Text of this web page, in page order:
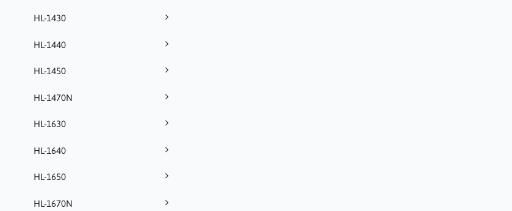
HL-1430
HL-1440
HL-1450
HL-1470N
HL-1630
HL-1640
HL-1650
HL-1670N